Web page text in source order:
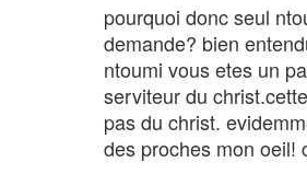
pourquoi donc seul
demande? bien
ntoumi vous etes un
serviteur du
pas du christ.
des proches mon oeil!